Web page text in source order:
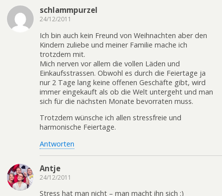
schlammpurzel
24/12/2011
Ich bin auch kein Freund von Weihnachten aber den
Kindern zuliebe und meiner Familie mache ich
trotzdem mit.
Mich nerven vor allem die vollen Läden und
Einkaufsstrassen. Obwohl es durch die Feiertage ja
nur 2 Tage lang keine offenen Geschäfte gibt, wird
immer eingekauft als ob die Welt untergeht und man
sich für die nächsten Monate bevorraten muss.
Trotzdem wünsche ich allen stressfreie und
harmonische Feiertage.
Antworten
Antje
24/12/2011
Stress hat man nicht – man macht ihn sich :)